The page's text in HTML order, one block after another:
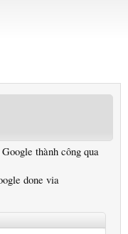
thành công qua
done via